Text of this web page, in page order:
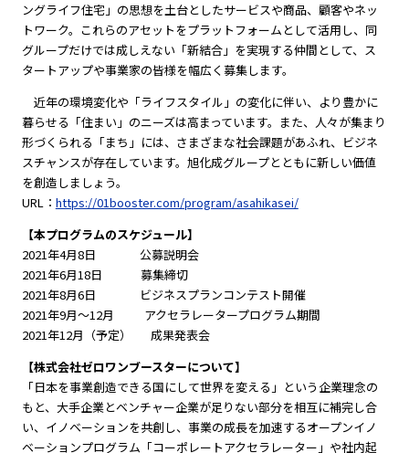
ングライフ住宅」の思想を土台としたサービスや商品、顧客やネッ
トワーク。これらのアセットをプラットフォームとして活用し、同
グループだけでは成しえない「新結合」を実現する仲間として、ス
タートアップや事業家の皆様を幅広く募集します。
近年の環境変化や「ライフスタイル」の変化に伴い、より豊かに
暮らせる「住まい」のニーズは高まっています。また、人々が集まり
形づくられる「まち」には、さまざまな社会課題があふれ、ビジネ
スチャンスが存在しています。旭化成グループとともに新しい価値
を創造しましょう。
URL： https://01booster.com/program/asahikasei/
【本プログラムのスケジュール】
2021年4月8日 公募説明会
2021年6月18日 募集締切
2021年8月6日 ビジネスプランコンテスト開催
2021年9月～12月 アクセラレータープログラム期間
2021年12月（予定） 成果発表会
【株式会社ゼロワンブースターについて】
「日本を事業創造できる国にして世界を変える」という企業理念の
もと、大手企業とベンチャー企業が足りない部分を相互に補完し合
い、イノベーションを共創し、事業の成長を加速するオープンイノ
ベーションプログラム「コーポレートアクセラレーター」や社内起